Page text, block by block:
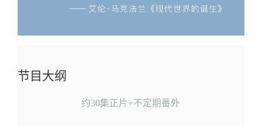
节目大纲
约30集正片+不定期番外